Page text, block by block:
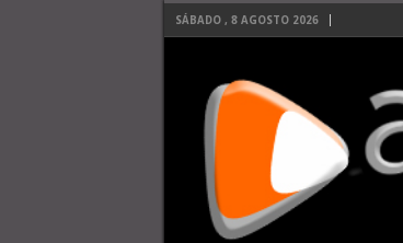
SÁBADO , 8 AGOSTO 2026